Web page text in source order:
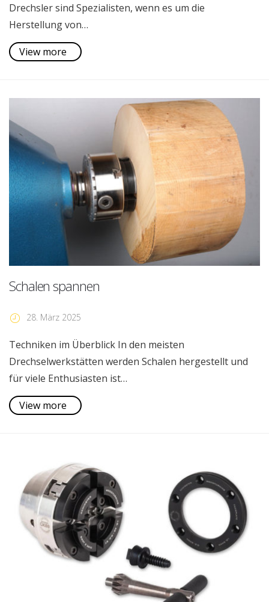
Drechsler sind Spezialisten, wenn es um die
Herstellung von…
View more
Schalen spannen
28. März 2025
Techniken im Überblick In den meisten
Drechselwerkstätten werden Schalen hergestellt und
für viele Enthusiasten ist…
View more